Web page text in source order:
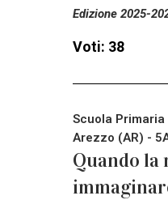
Edizione 2025-
Voti: 38
Scuola
Arezzo (AR) -
Quando la